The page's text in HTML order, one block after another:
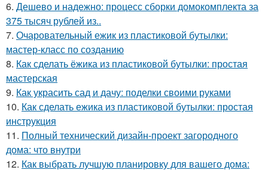
6. Дешево и надежно: процесс сборки домокомплекта за
375 тысяч рублей из..
7. Очаровательный ежик из пластиковой бутылки:
мастер-класс по созданию
8. Как сделать ёжика из пластиковой бутылки: простая
мастерская
9. Как украсить сад и дачу: поделки своими руками
10. Как сделать ежика из пластиковой бутылки: простая
инструкция
11. Полный технический дизайн-проект загородного
дома: что внутри
12. Как выбрать лучшую планировку для вашего дома: